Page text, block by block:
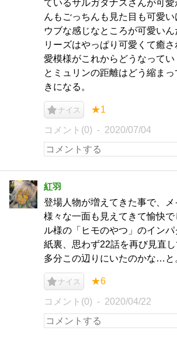
ているサルガタナスさんが可
んもごっちんも見た目も可愛
ウブな感じなところが可愛い
リーズはやっぱり可愛くて癒
愛模様がこれからどうなって
とミュリンの距離はどう縮まっ
きになる。
ナイス ★1
コメント(0) 2020/07/04
紅羽
登場人物が増えてきた事で、
様々な一面も見えてきて愉快
ル様の「ヒモのやつ」のイン
紙裏、思わず22話を再び見直し
多分この辺りにいたのかな…と
ナイス ★6
コメント(0) 2020/04/22